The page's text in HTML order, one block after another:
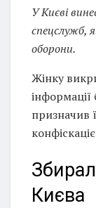
У Києві
спецслужб,
оборони.
Жінку
інформації
призначив
Києва